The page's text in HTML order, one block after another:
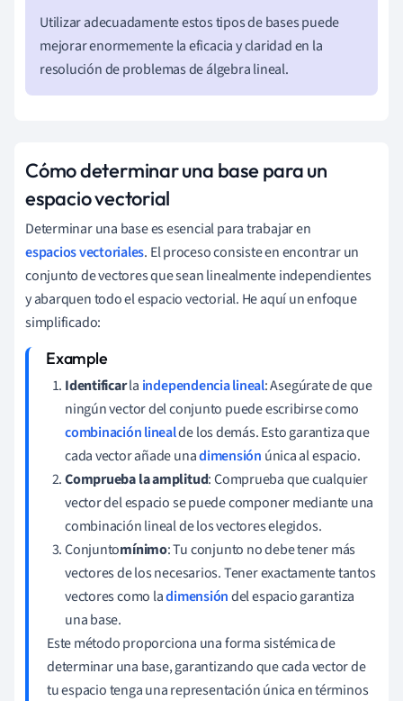
Utilizar adecuadamente estos tipos de bases puede
mejorar enormemente la eficacia y claridad en la
resolución de problemas de álgebra lineal.
Cómo determinar una base para un
espacio vectorial
Determinar una base es esencial para trabajar en
espacios vectoriales. El proceso consiste en encontrar un
conjunto de vectores que sean linealmente independientes
y abarquen todo el espacio vectorial. He aquí un enfoque
simplificado:
Identificarla independencia lineal: Asegúrate de que
ningún vector del conjunto puede escribirse como
combinación linealde los demás. Esto garantiza que
cada vector añade unadimensión única al espacio.
Comprueba la amplitud: Comprueba que cualquier
vector del espacio se puede componer mediante una
combinación lineal de los vectores elegidos.
Conjuntomínimo: Tu conjunto no debe tener más
vectores de los necesarios. Tener exactamente tantos
vectores como ladimensióndel espacio garantiza
una base.
Este método proporciona una forma sistémica de
determinar una base, garantizando que cada vector de
tu espacio tenga una representación única en términos